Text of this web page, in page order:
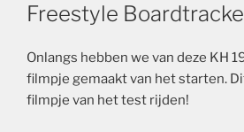
Freestyle
Onlangs hebben we van deze KH
filmpje gemaakt van het starten.
filmpje van het test rijden!